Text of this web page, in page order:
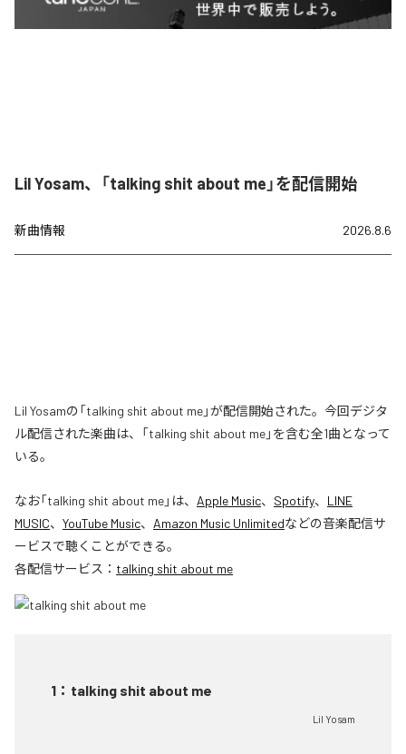
Lil Yosam、「talking shit about me」を配信開始
新曲情報 2026.8.6
Lil Yosamの「talking shit about me」が配信開始された。今回デジタ
ル配信された楽曲は、「talking shit about me」を含む全1曲となって
いる。
なお「talking shit about me」は、 Apple Music、 Spotify、 LINE
MUSIC、 YouTube Music、 Amazon Music Unlimitedなどの音楽配信サ
ービスで聴くことができる。
各配信サービス： talking shit about me
1 ： talking shit about me
Lil Yosam